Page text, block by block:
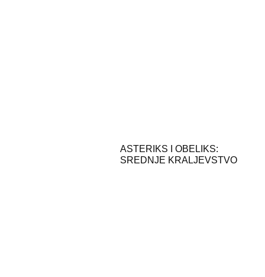
ASTERIKS I OBELIKS:
SREDNJE KRALJEVSTVO